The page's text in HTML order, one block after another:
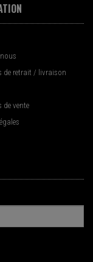
de retrait / livraison
de vente